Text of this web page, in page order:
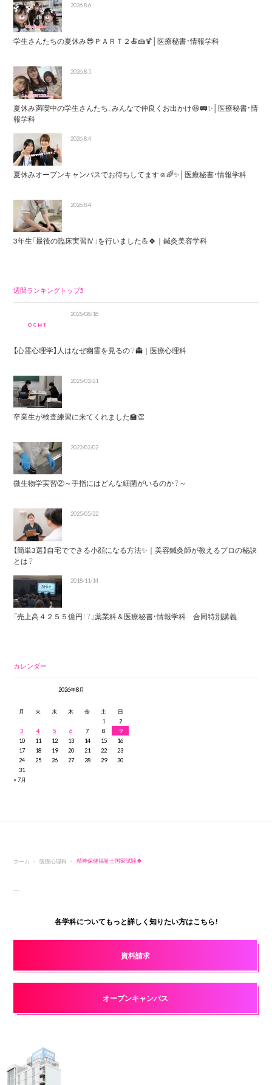
2026.8.6
学生さんたちの夏休み😎ＰＡＲＴ２🍝🍰🍹│医療秘書・情報学科
2026.8.5
夏休み満喫中の学生さんたち、みんなで仲良くお出かけ😆🚃✨│医療秘書・情
報学科
2026.8.4
夏休みオープンキャンパスでお待ちしてます☺️🌈✨│医療秘書・情報学科
2026.8.4
3年生「最後の臨床実習Ⅳ」を行いました💪🍀｜鍼灸美容学科
週間ランキングトップ5
2025/08/18
【心霊心理学】人はなぜ幽霊を見るの？👻｜医療心理科
2025/03/21
卒業生が検査練習に来てくれました🏫👏
2022/02/02
微生物学実習②～手指にはどんな細菌がいるのか？～
2025/05/22
【簡単3選】自宅でできる小顔になる方法✨｜美容鍼灸師が教えるプロの秘訣
とは？
2018/11/14
「売上高４２５５億円！？」薬業科＆医療秘書・情報学科 合同特別講義
カレンダー
2026年8月
月 火 水 木 金 土
日
1
2
3
4 5 6 7 8
9
10
11 12 13 14 15
16
17
18 19 20 21 22
23
24
25 26 27 28 29
30
31
« 7月
ホーム 医療心理科 精神保健福祉士国家試験🍀
各学科についてもっと詳しく知りたい方はこちら!
資料請求
オープンキャンパス